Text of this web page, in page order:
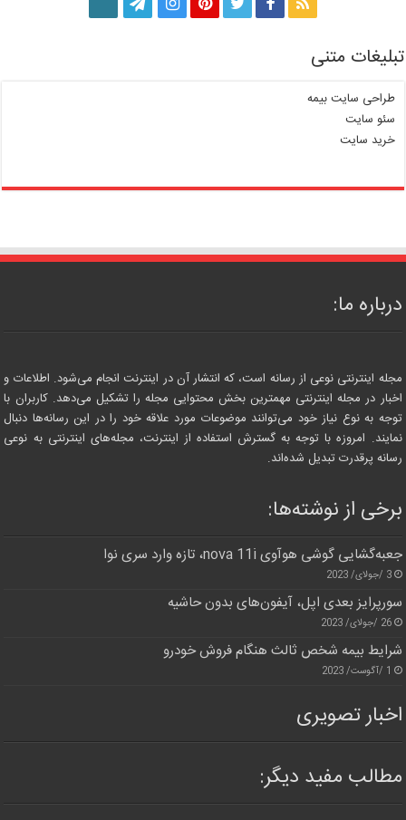
تبلیغات متنی
طراحی سایت بیمه
سئو سایت
خرید سایت
درباره ما:
مجله اینترنتی نوعی از رسانه است، که انتشار آن در اینترنت انجام می‌شود. اطلاعات و
اخبار در مجله اینترنتی مهمترین بخش محتوایی مجله را تشکیل می‌دهد. کاربران با
توجه به نوع نیاز خود می‌توانند موضوعات مورد علاقه خود را در این رسانه‌ها دنبال
نمایند. امروزه با توجه به گسترش استفاده از اینترنت، مجله‌های اینترنتی به نوعی
رسانه پرقدرت تبدیل شده‌اند.
برخی از نوشته‌ها:
جعبه‌گشایی گوشی هوآوی nova 11i، تازه وارد سری نوا
3 /جولای/ 2023
سورپرایز بعدی اپل، آیفون‌های بدون حاشیه
26 /جولای/ 2023
شرایط بیمه شخص ثالث هنگام فروش خودرو
1 /آگوست/ 2023
اخبار تصویری
مطالب مفید دیگر: